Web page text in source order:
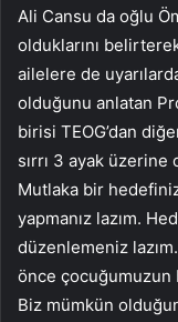
Ali Cansu da oğlu
olduklarını
ailelere de
olduğunu anlatan
birisi TEOG’dan
sırrı 3 ayak
Mutlaka bir
yapmanız lazım.
düzenlemeniz
önce
Biz mümkün